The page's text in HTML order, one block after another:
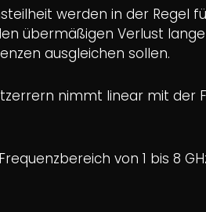
werden in der Regel
übermäßigen Verlust
ausgleichen sollen.
nimmt linear mit der
von 1 bis 8